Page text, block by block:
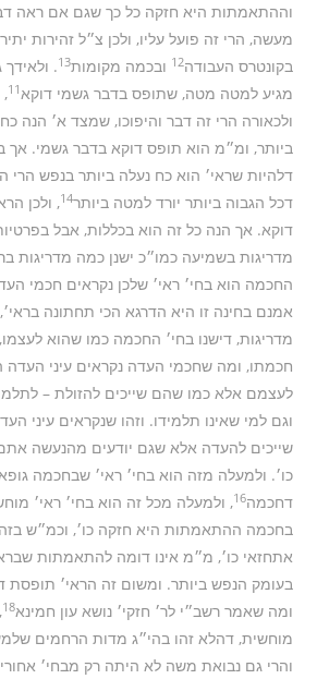
וההתאמתות היא חזקה כל כך שגם אם ראה
מעשה, הרי זה פועל עליו, ולכן צ״ל זהירות
בקונטרס העבודה12 ובכמה מקומות13
.
מגיע למטה מטה, שתופס בדבר גשמי דוקא11
,
ולכאורה הרי זה דבר והיפוכו, שמצד א׳ הנה
ביותר, ומ״מ הוא תופס דוקא בדבר גשמי. אך
דלהיות שראי׳ הוא כח נעלה ביותר בנפש הרי
דכל הגבוה ביותר יורד למטה ביותר14, ולכן
דוקא. אך הנה כל זה הוא בכללות, אבל
מדריגות בשמיעה כמו״כ ישנן כמה מדריגות
החכמה הוא בחי׳ ראי׳ שלכן נקראים חכמי
אמנם בחינה זו היא הדרגא הכי תחתונה
מדריגות, דישנו בחי׳ החכמה כמו שהוא
חכמתו, ומה שחכמי העדה נקראים עיני
לעצמם אלא כמו שהם שייכים להזולת –
וגם למי שאינו תלמידו. וזהו שנקראים עיני
שייכים להעדה אלא שגם יודעים מהנעשה אתם
כו׳. ולמעלה מזה הוא בחי׳ ראי׳ שבחכמה
דחכמה16, ולמעלה מכל זה הוא בחי׳ ראי׳
בחכמה ההתאמתות היא חזקה כו׳, וכמ״ש
אתחזאי כו׳, מ״מ אינו דומה להתאמתות
בעומק הנפש ביותר. ומשום זה הראי׳ תופסת
ומה שאמר רשב״י לר׳ חזקי׳ נושא עון חמינא18
מוחשית, דהלא זהו בהי״ג מדות הרחמים
והרי גם נבואת משה לא היתה רק מבחי׳